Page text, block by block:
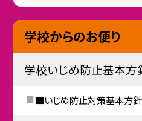
学校からのお便り
学校いじめ防止基本方
■いじめ防止対策基本